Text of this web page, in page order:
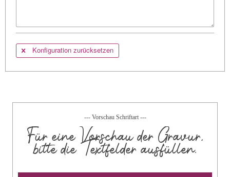
Konfiguration zurücksetzen
--- Vorschau Schriftart ---
Für eine Vorschau der Gravur,
bitte die Textfelder ausfüllen.